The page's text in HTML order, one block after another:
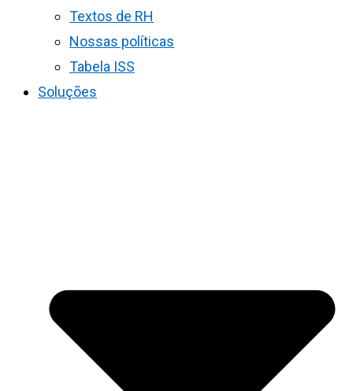
Textos de RH
Nossas políticas
Tabela ISS
Soluções